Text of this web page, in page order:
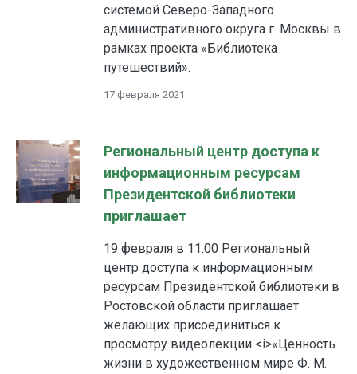
системой Северо-Западного
административного округа г. Москвы в
рамках проекта «Библиотека
путешествий».
17 февраля 2021
Региональный центр доступа к
информационным ресурсам
Президентской библиотеки
приглашает
19 февраля в 11.00 Региональный
центр доступа к информационным
ресурсам Президентской библиотеки в
Ростовской области приглашает
желающих присоединиться к
просмотру видеолекции <i>«Ценность
жизни в художественном мире Ф. М.